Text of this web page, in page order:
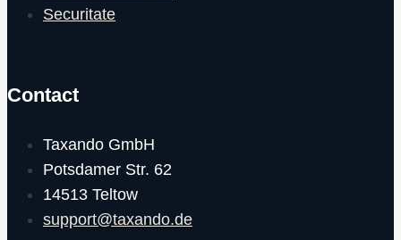
Securitate
Contact
Taxando GmbH
Potsdamer Str. 62
14513 Teltow
support@taxando.de